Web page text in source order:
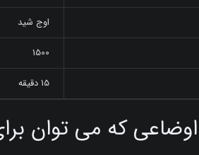
اوج شید
1500
15 دقیقه
که می توان